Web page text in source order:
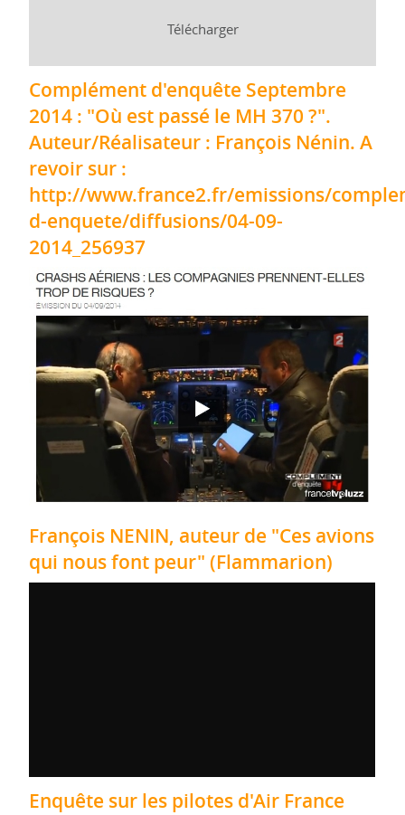
Télécharger
Complément d'enquête Septembre
2014 : "Où est passé le MH 370 ?".
Auteur/Réalisateur : François Nénin. A
revoir sur :
http://www.france2.fr/emissions/
d-enquete/diffusions/04-09-
2014_256937
François NENIN, auteur de "Ces avions
qui nous font peur" (Flammarion)
Enquête sur les pilotes d'Air France